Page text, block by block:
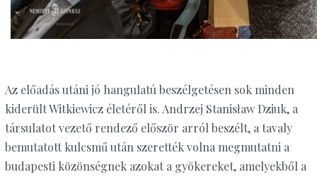
Az előadás utáni jó hangulatú beszélgetésen sok minden
kiderült Witkiewicz életéről is. Andrzej Stanisław Dziuk, a
társulatot vezető rendező először arról beszélt, a tavaly
bemutatott kulcsmű után szerették volna megmutatni a
budapesti közönségnek azokat a gyökereket, amelyekből a